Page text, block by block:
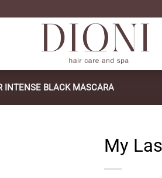
INTENSE BLACK MASCARA
My